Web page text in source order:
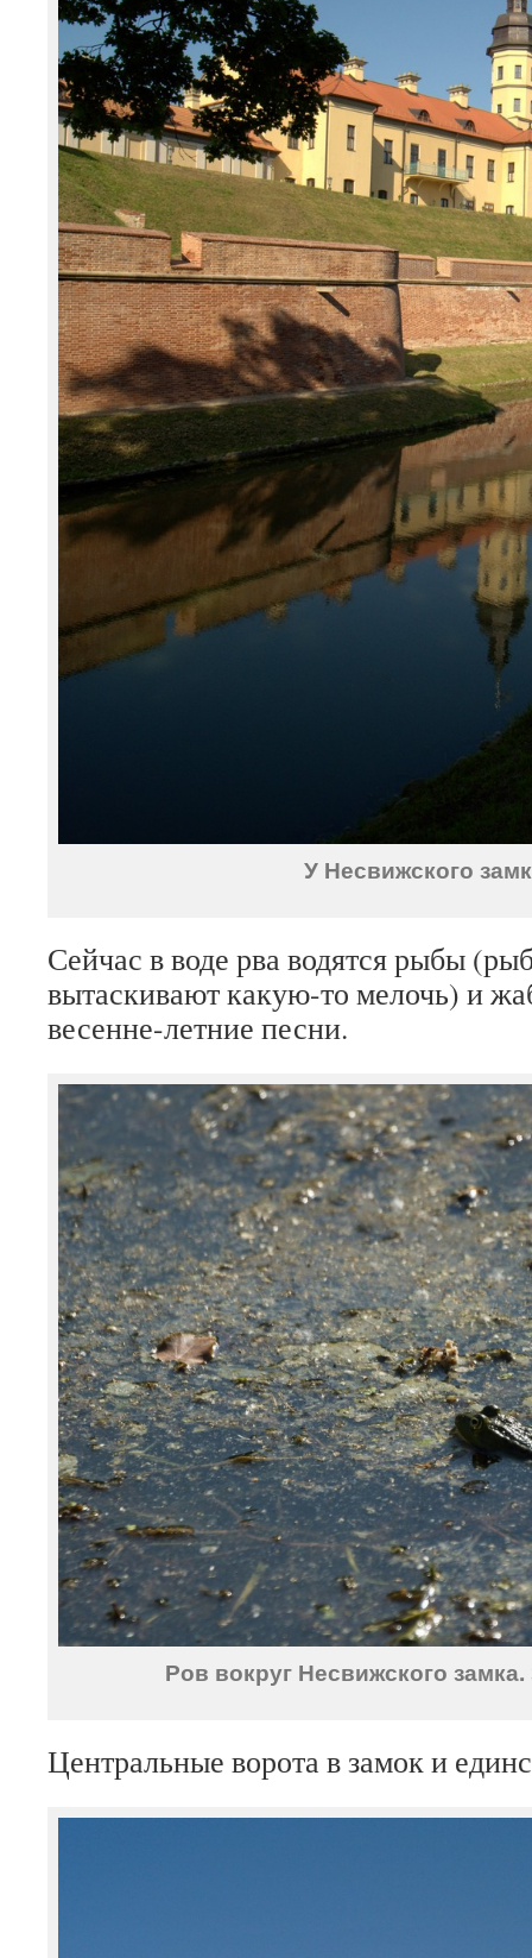
У Несвижского
Сейчас в воде рва водятся рыбы
вытаскивают какую-то мелочь) и
весенне-летние песни.
Ров вокруг Несвижского
Центральные ворота в замок и